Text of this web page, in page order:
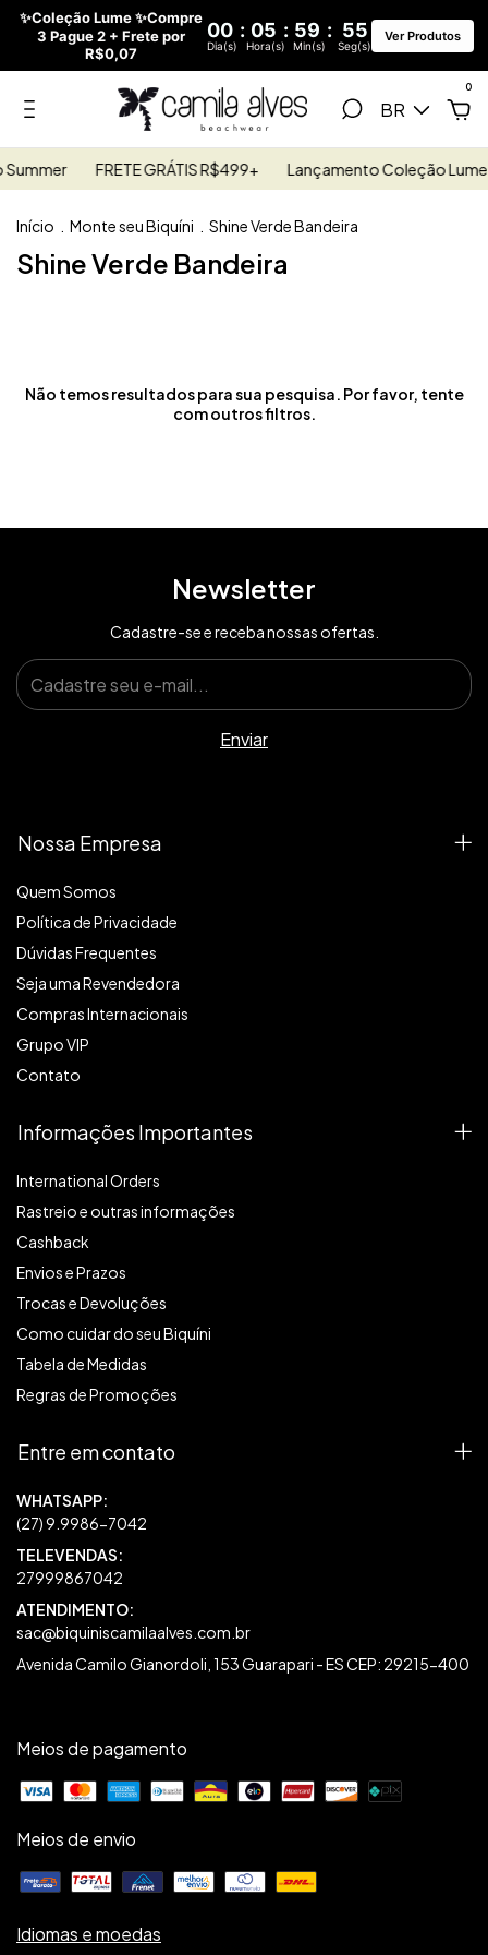
✨Coleção Lume ✨Compre
3 Pague 2 + Frete por
R$0,07
00 : 05 : 59 : 55
Dia(s) Hora(s) Min(s) Seg(s)
Ver Produtos
BR
0
FRETE GRÁTIS R$499+ Lançamento Coleção Lume
Início Monte seu Biquíni Shine Verde Bandeira
Shine Verde Bandeira
Não temos resultados para sua pesquisa. Por favor, tente
com outros filtros.
Newsletter
Cadastre-se e receba nossas ofertas.
Nossa Empresa
Quem Somos
Política de Privacidade
Dúvidas Frequentes
Seja uma Revendedora
Compras Internacionais
Grupo VIP
Contato
Informações Importantes
International Orders
Rastreio e outras informações
Cashback
Envios e Prazos
Trocas e Devoluções
Como cuidar do seu Biquíni
Tabela de Medidas
Regras de Promoções
Entre em contato
27999867042
sac@biquiniscamilaalves.com.br
Avenida Camilo Gianordoli, 153 Guarapari - ES CEP: 29215-400
Meios de pagamento
Meios de envio
Idiomas e moedas